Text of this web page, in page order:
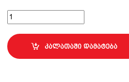
4.8x70მმ სახურავის ჭანჭიკი (100ც)
კალათაში დამატება